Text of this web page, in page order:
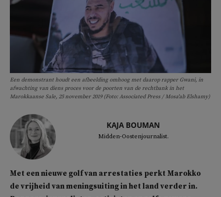
Een demonstrant houdt een afbeelding omhoog met daarop rapper Gwani, in
afwachting van diens proces voor de poorten van de rechtbank in het
Marokkaanse Sale, 25 november 2019 (Foto: Associated Press / Mosa'ab Elshamy)
KAJA BOUMAN
Midden-Oostenjournalist.
Met een nieuwe golf van arrestaties perkt Marokko
de vrijheid van meningsuiting in het land verder in.